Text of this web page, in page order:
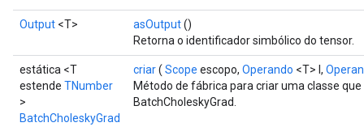
Output <T> asOutput()
Retorna o identificador simbólico do tensor.
estática <T
estende TNumber
>
BatchCholeskyGrad
criar( Scope escopo, Operando <T> l,
Método de fábrica para criar uma classe
BatchCholeskyGrad.